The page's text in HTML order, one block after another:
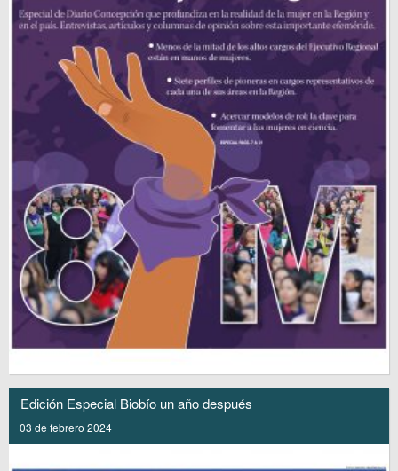
Edición Especial Biobío un año después
03 de febrero 2024